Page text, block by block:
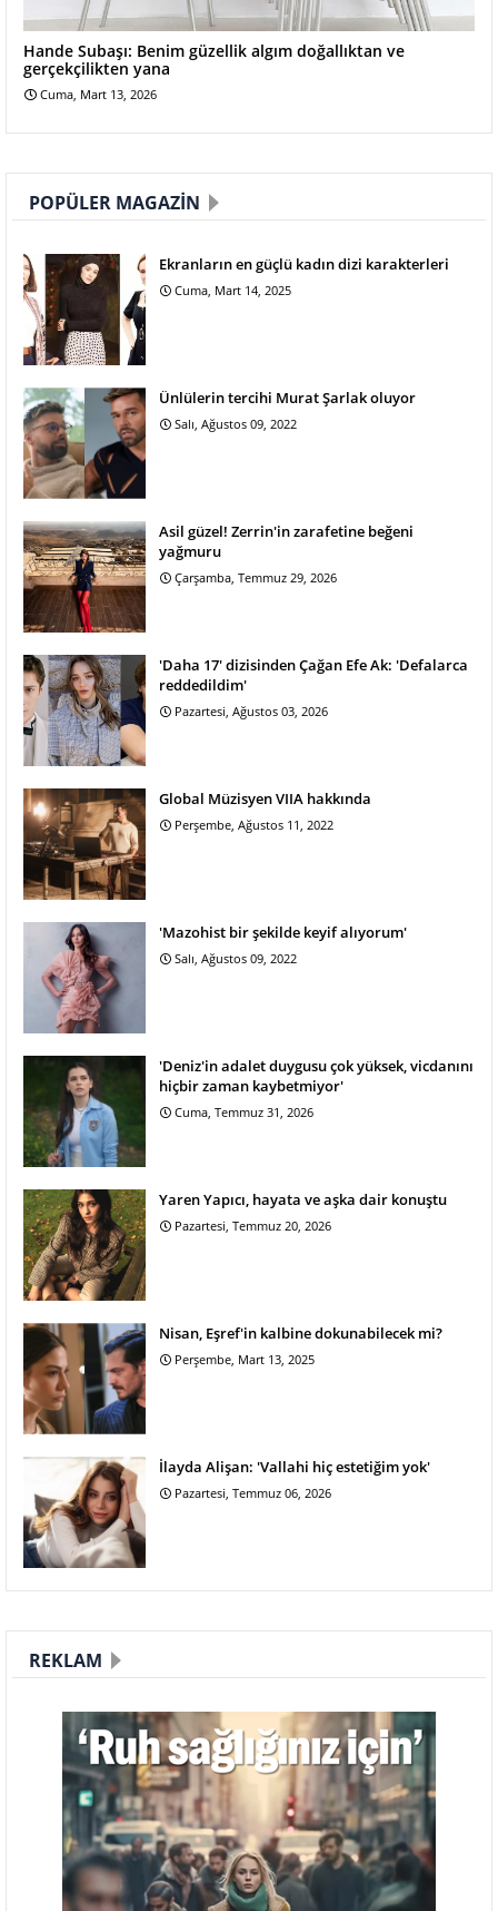
Hande Subaşı: Benim güzellik algım doğallıktan ve
gerçekçilikten yana
Cuma, Mart 13, 2026
POPÜLER MAGAZIN
Ekranların en güçlü kadın dizi karakterleri
Cuma, Mart 14, 2025
Ünlülerin tercihi Murat Şarlak oluyor
Salı, Ağustos 09, 2022
Asil güzel! Zerrin'in zarafetine beğeni
yağmuru
Çarşamba, Temmuz 29, 2026
'Daha 17' dizisinden Çağan Efe Ak: 'Defalarca
reddedildim'
Pazartesi, Ağustos 03, 2026
Global Müzisyen VIIA hakkında
Perşembe, Ağustos 11, 2022
'Mazohist bir şekilde keyif alıyorum'
Salı, Ağustos 09, 2022
'Deniz'in adalet duygusu çok yüksek, vicdanını
hiçbir zaman kaybetmiyor'
Cuma, Temmuz 31, 2026
Yaren Yapıcı, hayata ve aşka dair konuştu
Pazartesi, Temmuz 20, 2026
Nisan, Eşref'in kalbine dokunabilecek mi?
Perşembe, Mart 13, 2025
İlayda Alişan: 'Vallahi hiç estetiğim yok'
Pazartesi, Temmuz 06, 2026
REKLAM